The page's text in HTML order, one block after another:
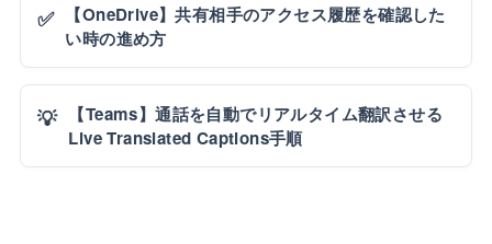
✅
【OneDrive】共有相手のアクセス履歴を確認した
い時の進め方
💡
【Teams】通話を自動でリアルタイム翻訳させる
Live Translated Captions手順